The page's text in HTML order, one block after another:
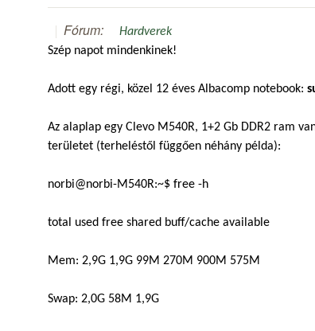
Fórum:
Hardverek
Szép napot mindenkinek!
Adott egy régi, közel 12 éves Albacomp notebook:
Az alaplap egy Clevo M540R, 1+2 Gb DDR2 ram
területet (terheléstől függően néhány példa):
norbi@norbi-M540R:~$ free -h
total used free shared buff/cache available
Mem: 2,9G 1,9G 99M 270M 900M 575M
Swap: 2,0G 58M 1,9G